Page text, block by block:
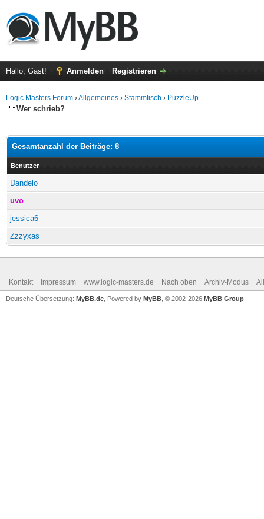
Hallo, Gast! Anmelden Registrieren
Logic Masters Forum ›Allgemeines › Stammtisch › PuzzleUp
Wer schrieb?
Gesamtanzahl der Beiträge: 8
Benutzer
Dandelo
uvo
jessica6
Zzzyxas
Kontakt Impressum www.logic-masters.de Nach oben Archiv-Modus
Deutsche Übersetzung: MyBB.de , Powered by MyBB , © 2002-2026 MyBB Group